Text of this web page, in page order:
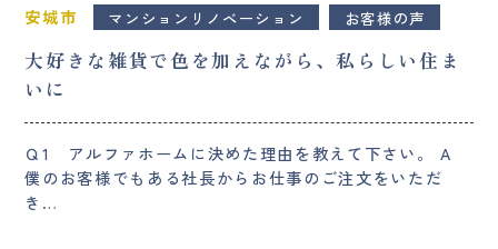
安城市 マンションリノベーション お客様の声
大好きな雑貨で色を加えながら、私らしい住ま
いに
Ｑ1 アルファホームに決めた理由を教えて下さい。 A
僕のお客様でもある社長からお仕事のご注文をいただ
き…